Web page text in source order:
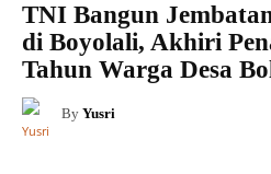
TNI Bangun
di Boyolali, Akhiri
Tahun Warga Desa
By Yusri